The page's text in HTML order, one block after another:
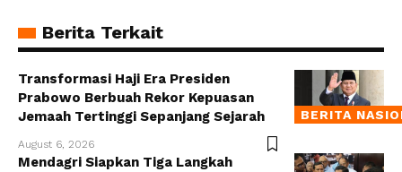
Berita Terkait
BERITA
Transformasi Haji Era Presiden
Prabowo Berbuah Rekor Kepuasan
Jemaah Tertinggi Sepanjang Sejarah
August 6, 2026
Mendagri Siapkan Tiga Langkah